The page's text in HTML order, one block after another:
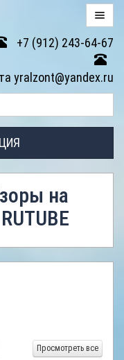
+7 (912) 243-64-67
yralzont@yandex.ru
на
Просмотреть все